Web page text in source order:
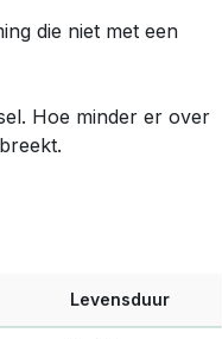
die niet met een
Hoe minder er over
Levensduur